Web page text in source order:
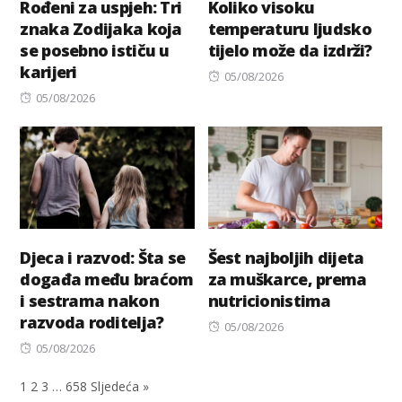
Rođeni za uspjeh: Tri
znaka Zodijaka koja
se posebno ističu u
karijeri
Posted
05/08/2026
Koliko visoku
temperaturu ljudsko
tijelo može da izdrži?
Posted
05/08/2026
Djeca i razvod: Šta se
događa među braćom
i sestrama nakon
razvoda roditelja?
Posted
05/08/2026
Šest najboljih dijeta
za muškarce, prema
nutricionistima
Posted
05/08/2026
1 2 3 … 658 Sljedeća »